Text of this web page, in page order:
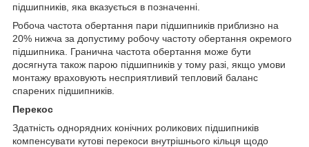
підшипників, яка вказується в позначенні.
Робоча частота обертання пари підшипників приблизно на
20% нижча за допустиму робочу частоту обертання окремого
підшипника. Гранична частота обертання може бути
досягнута також парою підшипників у тому разі, якщо умови
монтажу враховують несприятливий тепловий баланс
спарених підшипників.
Перекос
Здатність однорядних конічних роликових підшипників
компенсувати кутові перекоси внутрішнього кільця щодо